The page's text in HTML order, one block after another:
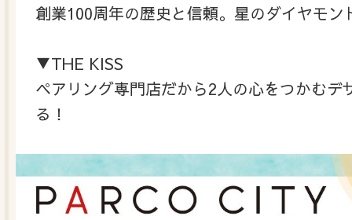
創業100周年の歴史と信頼。星のダイヤモン
▼THE KISS
ペアリング専門店だから2人の心をつかむデ
る！